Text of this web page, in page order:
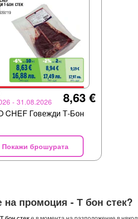
- 31.08.2026
8,63 €
CHEF Говежди Т-Бон
Покажи брошурата
на промоция - Т бон стек?